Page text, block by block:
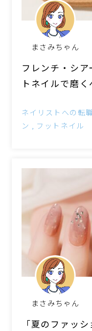
まさみちゃん
フレンチ・シ
トネイルで磨
ネイリストへの転
ン
フットネイル
まさみちゃん
「夏のファッ